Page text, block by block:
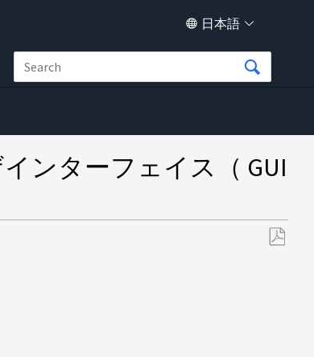
日本語
ンターフェイス（ GUI